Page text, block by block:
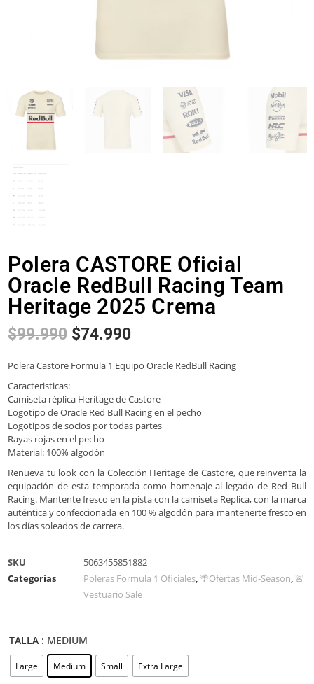
Polera CASTORE Oficial
Oracle RedBull Racing Team
Heritage 2025 Crema
$99.990 $74.990
Polera Castore Formula 1 Equipo Oracle RedBull Racing
Caracteristicas:
Camiseta réplica Heritage de Castore
Logotipo de Oracle Red Bull Racing en el pecho
Logotipos de socios por todas partes
Rayas rojas en el pecho
Material: 100% algodón
Renueva tu look con la Colección Heritage de Castore, que reinventa la
equipación de esta temporada como homenaje al legado de Red Bull
Racing. Mantente fresco en la pista con la camiseta Replica, con la marca
auténtica y confeccionada en 100 % algodón para mantenerte fresco en
los días soleados de carrera.
SKU
5063455851882
Categorías
Poleras Formula 1 Oficiales, 🌴Ofertas Mid-Season, 🚨
Vestuario Sale
TALLA : MEDIUM
Large Medium Small Extra Large